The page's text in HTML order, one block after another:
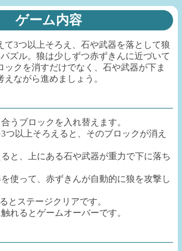
ゲーム内容
て3つ以上そろえ、石や武器を落として狼
ズル。狼は少しずつ赤ずきんに近づいて
ックを消すだけでなく、石や武器が下ま
ながら進めましょう。
うブロックを入れ替えます。
つ以上そろえると、そのブロックが消え
と、上にある石や武器が重力で下に落ち
使って、赤ずきんが自動的に狼を攻撃し
とステージクリアです。
れるとゲームオーバーです。